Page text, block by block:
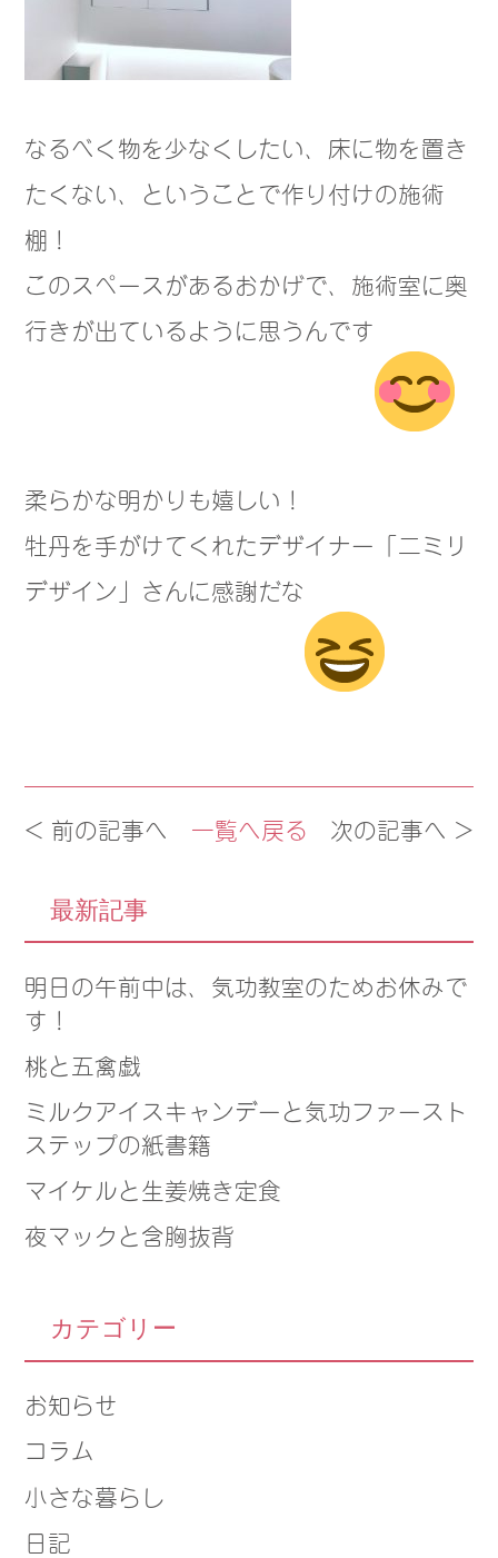
なるべく物を少なくしたい、床に物を置き
たくない、ということで作り付けの施術
棚！
このスペースがあるおかげで、施術室に奥
行きが出ているように思うんです
柔らかな明かりも嬉しい！
牡丹を手がけてくれたデザイナー「二ミリ
デザイン」さんに感謝だな
< 前の記事へ 一覧へ戻る 次の記事へ >
最新記事
明日の午前中は、気功教室のためお休みで
す！
桃と五禽戯
ミルクアイスキャンデーと気功ファースト
ステップの紙書籍
マイケルと生姜焼き定食
夜マックと含胸抜背
カテゴリー
お知らせ
コラム
小さな暮らし
日記